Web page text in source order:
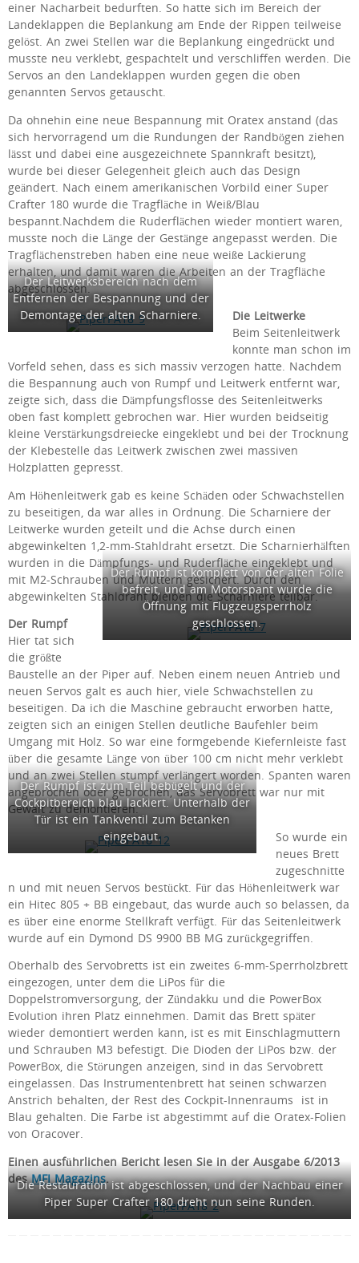
einer Nacharbeit bedurften. So hatte sich im Bereich der
Landeklappen die Beplankung am Ende der Rippen teilweise
gelöst. An zwei Stellen war die Beplankung eingedrückt und
musste neu verklebt, gespachtelt und verschliffen werden. Die
Servos an den Landeklappen wurden gegen die oben
genannten Servos getauscht.
Da ohnehin eine neue Bespannung mit Oratex anstand (das
sich hervorragend um die Rundungen der Randbögen ziehen
lässt und dabei eine ausgezeichnete Spannkraft besitzt),
wurde bei dieser Gelegenheit gleich auch das Design
geändert. Nach einem amerikanischen Vorbild einer Super
Crafter 180 wurde die Tragfläche in Weiß/Blau
bespannt.Nachdem die Ruderflächen wieder montiert waren,
musste noch die Länge der Gestänge angepasst werden. Die
Tragflächenstreben haben eine neue weiße Lackierung
erhalten, und damit waren die Arbeiten an der Tragfläche
abgeschlossen.
Der Leitwerksbereich nach dem
Entfernen der Bespannung und der
Demontage der alten Scharniere.
Die Leitwerke
Beim Seitenleitwerk
konnte man schon im
Vorfeld sehen, dass es sich massiv verzogen hatte. Nachdem
die Bespannung auch von Rumpf und Leitwerk entfernt war,
zeigte sich, dass die Dämpfungsflosse des Seitenleitwerks
oben fast komplett gebrochen war. Hier wurden beidseitig
kleine Verstärkungsdreiecke eingeklebt und bei der Trocknung
der Klebestelle das Leitwerk zwischen zwei massiven
Holzplatten gepresst.
Am Höhenleitwerk gab es keine Schäden oder Schwachstellen
zu beseitigen, da war alles in Ordnung. Die Scharniere der
Leitwerke wurden geteilt und die Achse durch einen
abgewinkelten 1,2-mm-Stahldraht ersetzt. Die Scharnierhälften
wurden in die Dämpfungs- und Ruderfläche eingeklebt und
mit M2-Schrauben und Muttern gesichert. Durch den
abgewinkelten Stahldraht bleiben die Scharniere teilbar.
Der Rumpf ist komplett von der alten Folie
befreit, und am Motorspant wurde die
Öffnung mit Flugzeugsperrholz
geschlossen.
Der Rumpf
Hier tat sich
die größte
Baustelle an der Piper auf. Neben einem neuen Antrieb und
neuen Servos galt es auch hier, viele Schwachstellen zu
beseitigen. Da ich die Maschine gebraucht erworben hatte,
zeigten sich an einigen Stellen deutliche Baufehler beim
Umgang mit Holz. So war eine formgebende Kiefernleiste fast
über die gesamte Länge von über 100 cm nicht mehr verklebt
und an zwei Stellen stumpf verlängert worden. Spanten waren
angebrochen oder gebrochen, das Servobrett war nur mit
Gewalt zu demontieren.
Der Rumpf ist zum Teil bebügelt und der
Cockpitbereich blau lackiert. Unterhalb der
Tür ist ein Tankventil zum Betanken
eingebaut.
So wurde ein
neues Brett
zugeschnitte
n und mit neuen Servos bestückt. Für das Höhenleitwerk war
ein Hitec 805 + BB eingebaut, das wurde auch so belassen, da
es über eine enorme Stellkraft verfügt. Für das Seitenleitwerk
wurde auf ein Dymond DS 9900 BB MG zurückgegriffen.
Oberhalb des Servobretts ist ein zweites 6-mm-Sperrholzbrett
eingezogen, unter dem die LiPos für die
Doppelstromversorgung, der Zündakku und die PowerBox
Evolution ihren Platz einnehmen. Damit das Brett später
wieder demontiert werden kann, ist es mit Einschlagmuttern
und Schrauben M3 befestigt. Die Dioden der LiPos bzw. der
PowerBox, die Störungen anzeigen, sind in das Servobrett
eingelassen. Das Instrumentenbrett hat seinen schwarzen
Anstrich behalten, der Rest des Cockpit-Innenraums ist in
Blau gehalten. Die Farbe ist abgestimmt auf die Oratex-Folien
von Oracover.
Einen ausführlichen Bericht lesen Sie in der Ausgabe 6/2013
desMFI Magazins.
Die Restauration ist abgeschlossen, und der Nachbau einer
Piper Super Crafter 180 dreht nun seine Runden.